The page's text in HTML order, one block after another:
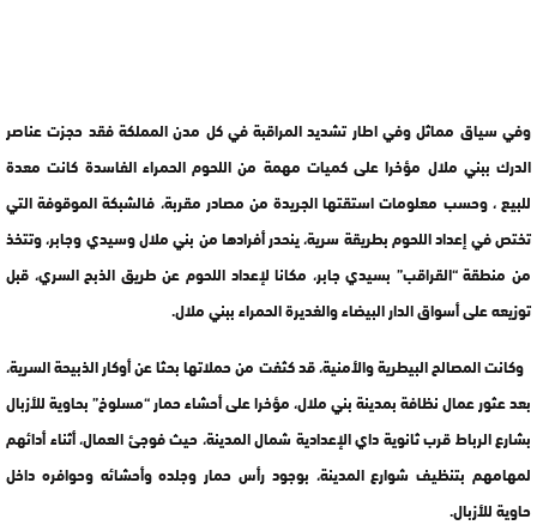
وفي سياق مماثل وفي اطار تشديد المراقبة في كل مدن المملكة فقد حجزت عناصر
الدرك ببني ملال مؤخرا على كميات مهمة من اللحوم الحمراء الفاسدة كانت معدة
للبيع ، وحسب معلومات استقتها الجريدة من مصادر مقربة، فالشبكة الموقوفة التي
تختص في إعداد اللحوم بطريقة سرية، ينحدر أفرادها من بني ملال وسيدي وجابر، وتتخذ
من منطقة “القراقب” بسيدي جابر، مكانا لإعداد اللحوم عن طريق الذبح السري، قبل
توزيعه على أسواق الدار البيضاء والغديرة الحمراء ببني ملال.
وكانت المصالح البيطرية والأمنية، قد كثفت من حملاتها بحثا عن أوكار الذبيحة السرية،
بعد عثور عمال نظافة بمدينة بني ملال، مؤخرا على أحشاء حمار “مسلوخ” بحاوية للأزبال
بشارع الرباط قرب ثانوية داي الإعدادية شمال المدينة، حيث فوجئ العمال، أثناء أدائهم
لمهامهم بتنظيف شوارع المدينة، بوجود رأس حمار وجلده وأحشائه وحوافره داخل
حاوية للأزبال.